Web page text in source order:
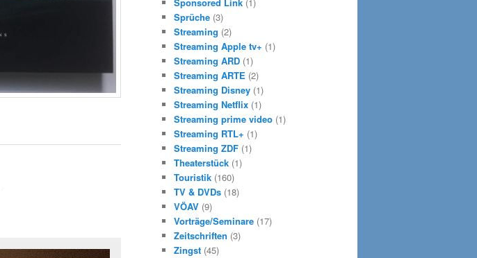
Sponsored Link (1)
Sprüche (3)
Streaming (2)
Streaming Apple tv+ (1)
Streaming ARD (1)
Streaming ARTE (2)
Streaming Disney (1)
Streaming Netflix (1)
Streaming prime video (1)
Streaming RTL+ (1)
Streaming ZDF (1)
Theaterstück (1)
Touristik (160)
TV & DVDs (18)
VÖAV (9)
Vorträge/Seminare (17)
Zeitschriften (3)
Zingst (45)